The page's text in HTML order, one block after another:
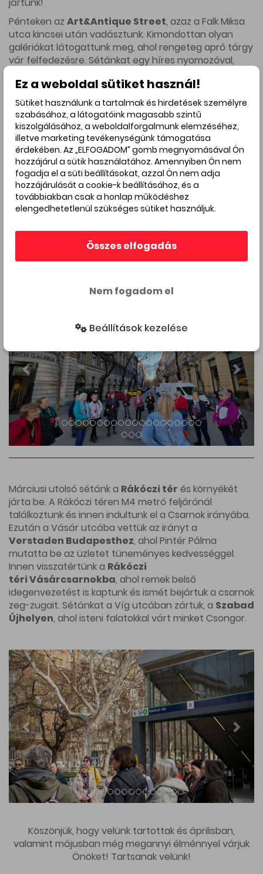
Pénteken az Art&Antique Street, azaz a Falk Miksa
utca kincsei után vadásztunk. Kimondottan olyan
galériákat látogattunk meg, ahol rengeteg apró tárgy
vár felfedezésre. Sétánkat egy híres nyomozóval,
Falk Miksa utcában felfelé a Parlament irányába. Első
állomásunk aMoró Antikvolt, ahol főleg keleti
tárgyakat ismerhettünk meg, bár kardokból, botokból
minden féle fajta is megtalálható, mint Gombóc
Artúrnál csokiból. Moró Lajos tartott nekünk izgalmas
bemutatót, miközben életének egy-két izgalmas
részletébe is beavatott minket. Innen a Falk Miksa
utcán tovább haladvaHári Anikóhoztértünk be.
Gyönyörű és egyedi ékszereiről, valamint, hogy miként
is választják ki és hol találják az alapanyagokat, amivel
dolgoznak Horváth József mesélt nekünk. Bár üzletük
pici, csoportunk két részletben különleges titkokat
tudott meg. Innen azArtCore Galériába
ahol Ferenczy Zsuzsa csodálatos történetei bűvölték
Márciusi utolsó sétánk a Rákóczi tér és környékét
járta be. A Rákóczi téren M4 metró feljárónál
találkoztunk és innen indultunk el a Csarnok irányába.
Ezután a Vásár utcába vettük az irányt a
Verstaden Budapesthez, ahol Pintér Pálma
mutatta be az üzletet tüneményes kedvességgel.
Innen visszatértünk a Rákóczi
téri Vásárcsarnokba, ahol remek belső
idegenvezetést is kaptunk és ismét bejártuk a csarnok
zeg-zugait. Sétánkat a Víg utcában zártuk, a Szabad
Újhelyen, ahol isteni falatokkal várt minket Csongor.
Köszönjük, hogy velünk tartottak és áprilisban,
valamint májusban még megannyi élménnyel várjuk
Önöket! Tartsanak velünk!
Ez a weboldal sütiket használ!
Sütiket használunk a tartalmak és hirdetések személyre
szabásához, a látogatóink magasabb szintű
kiszolgálásához, a weboldalforgalmunk elemzéséhez,
illetve marketing tevékenységünk támogatása
érdekében. Az „ELFOGADOM” gomb megnyomásával Ön
hozzájárul a sütik használatához. Amennyiben Ön nem
fogadja el a süti beállításokat, azzal Ön nem adja
hozzájárulását a cookie-k beállításához, és a
továbbiakban csak a honlap működéshez
elengedhetetlenül szükséges sütiket használjuk.
Összes elfogadás
Nem fogadom el
Beállítások kezelése